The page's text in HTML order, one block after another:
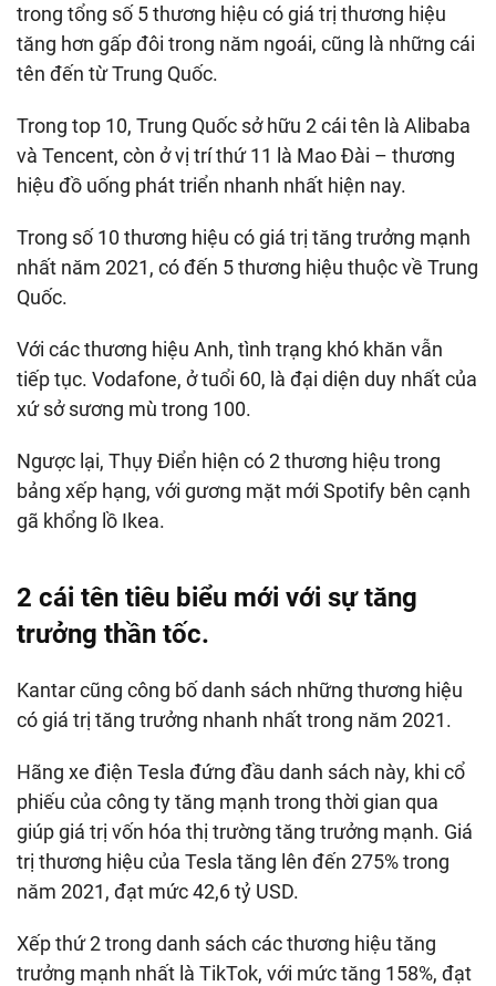
trong tổng số 5 thương hiệu có giá trị thương hiệu
tăng hơn gấp đôi trong năm ngoái, cũng là những cái
tên đến từ Trung Quốc.
Trong top 10, Trung Quốc sở hữu 2 cái tên là Alibaba
và Tencent, còn ở vị trí thứ 11 là Mao Đài – thương
hiệu đồ uống phát triển nhanh nhất hiện nay.
Trong số 10 thương hiệu có giá trị tăng trưởng mạnh
nhất năm 2021, có đến 5 thương hiệu thuộc về Trung
Quốc.
Với các thương hiệu Anh, tình trạng khó khăn vẫn
tiếp tục. Vodafone, ở tuổi 60, là đại diện duy nhất của
xứ sở sương mù trong 100.
Ngược lại, Thụy Điển hiện có 2 thương hiệu trong
bảng xếp hạng, với gương mặt mới Spotify bên cạnh
gã khổng lồ Ikea.
2 cái tên tiêu biểu mới với sự tăng
trưởng thần tốc.
Kantar cũng công bố danh sách những thương hiệu
có giá trị tăng trưởng nhanh nhất trong năm 2021.
Hãng xe điện Tesla đứng đầu danh sách này, khi cổ
phiếu của công ty tăng mạnh trong thời gian qua
giúp giá trị vốn hóa thị trường tăng trưởng mạnh. Giá
trị thương hiệu của Tesla tăng lên đến 275% trong
năm 2021, đạt mức 42,6 tỷ USD.
Xếp thứ 2 trong danh sách các thương hiệu tăng
trưởng mạnh nhất là TikTok, với mức tăng 158%, đạt